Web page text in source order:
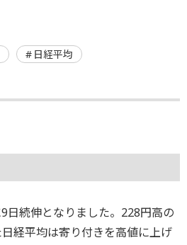
日経平均
日続伸となりました。228円高の
経平均は寄り付きを高値に上げ